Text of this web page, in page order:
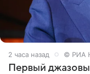
2 часа назад © РИА
Первый